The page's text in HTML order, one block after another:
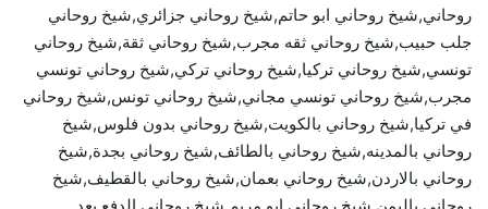
روحاني,شيخ روحاني ابو حاتم,شيخ روحاني جزائري,شيخ روحاني
جلب حبيب,شيخ روحاني ثقه مجرب,شيخ روحاني ثقة,شيخ روحاني
تونسي,شيخ روحاني تركيا,شيخ روحاني تركي,شيخ روحاني تونسي
مجرب,شيخ روحاني تونسي مجاني,شيخ روحاني تونس,شيخ روحاني
في تركيا,شيخ روحاني بالكويت,شيخ روحاني بدون فلوس,شيخ
روحاني بالمدينه,شيخ روحاني بالطائف,شيخ روحاني بجدة,شيخ
روحاني بالاردن,شيخ روحاني بعمان,شيخ روحاني بالقطيف,شيخ